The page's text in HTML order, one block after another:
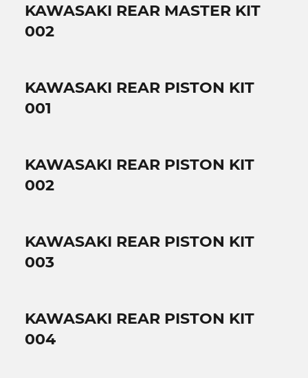
KAWASAKI REAR MASTER KIT
002
KAWASAKI REAR PISTON KIT
001
KAWASAKI REAR PISTON KIT
002
KAWASAKI REAR PISTON KIT
003
KAWASAKI REAR PISTON KIT
004